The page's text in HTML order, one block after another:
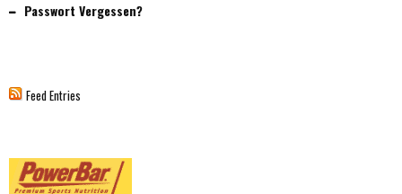
Passwort Vergessen?
Feed Entries